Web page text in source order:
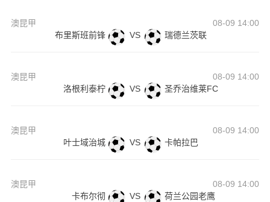
澳昆甲
08-09 14:00
布里斯班前锋
VS 瑞德兰茨联
澳昆甲
08-09 14:00
洛根利泰柠
VS 圣乔治维莱FC
澳昆甲
08-09 14:00
叶士域治城
VS 卡帕拉巴
澳昆甲
08-09 14:00
卡布尔彻
VS 荷兰公园老鹰